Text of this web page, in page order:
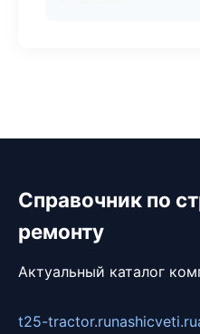
Справочник по
ремонту
Актуальный каталог
t25-tractor.runashicveti.ru